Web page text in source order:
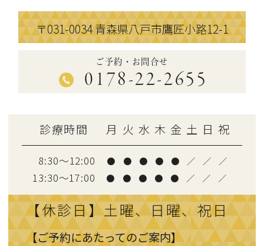
〒031-0034青森県八戸市鷹匠小路12-1
ご予約・お問合せ
0178-22-2655
診療時間 月 火 水 木 金 土 日 祝
8:30～12:00 ● ● ● ● ● ／ ／ ／
13:30〜17:00 ● ● ● ● ● ／ ／ ／
【休診日】土曜、日曜、祝日
【ご予約にあたってのご案内】